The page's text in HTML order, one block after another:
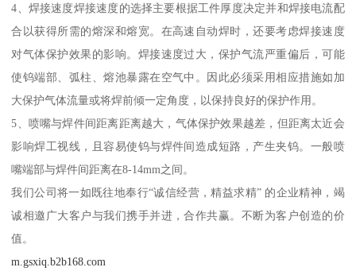
4、焊接速度焊接速度的选择主要根据工件厚度决定并和焊接电流配
合以获得所需的熔深和熔宽。在高速自动焊时，还要考虑焊接速度
对气体保护效果的影响。焊接速度过大，保护气流严重偏后，可能
使钨端部、弧柱、熔池暴露在空气中。因此必须采用相应措施如加
大保护气体流量或将焊前倾一定角度，以保持良好的保护作用。
5、喷嘴与焊件间距离距离越大，气体保护效果越差，但距离太近会
影响焊工视线，且容易使钨与焊件间造成短路，产生夹钨。一般喷
嘴端部与焊件间距离在8-14mm之间。
我们公司将一如既往地奉行“诚信经营，精益求精” 的企业精神，竭
诚相邀广大客户与我们携手并进，合作共赢。不断为客户创造的价
值。
m.gsxiq.b2b168.com